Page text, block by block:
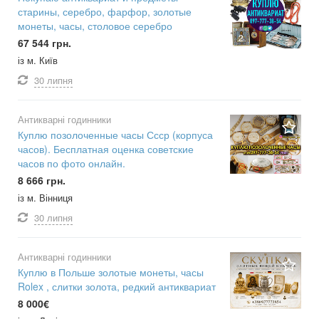
2
старины, серебро, фарфор, золотые
монеты, часы, столовое серебро
67 544 грн.
із м. Київ
30 липня
Антикварні годинники
Куплю позолоченные часы Ссср (корпуса
часов). Бесплатная оценка советские
часов по фото онлайн.
8 666 грн.
із м. Вінниця
30 липня
Антикварні годинники
Куплю в Польше золотые монеты, часы
Rolex , слитки золота, редкий антиквариат
8 000€